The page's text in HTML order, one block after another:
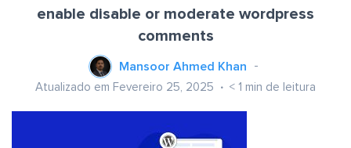
enable disable or moderate wordpress
comments
Mansoor Ahmed Khan
Atualizado em Fevereiro 25, 2025 < 1 min de leitura